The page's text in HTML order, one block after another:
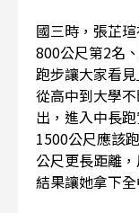
國三時，張芷
800公尺第2名
跑步讓大家看
從高中到大學
出，進入中長
1500公尺應該
公尺更長距離
結果讓她拿下